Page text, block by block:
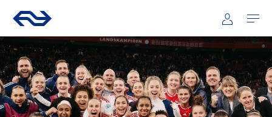
Hoofdnavigatie
Ga naar de homepage van ns.nl Mijn NS
Openen